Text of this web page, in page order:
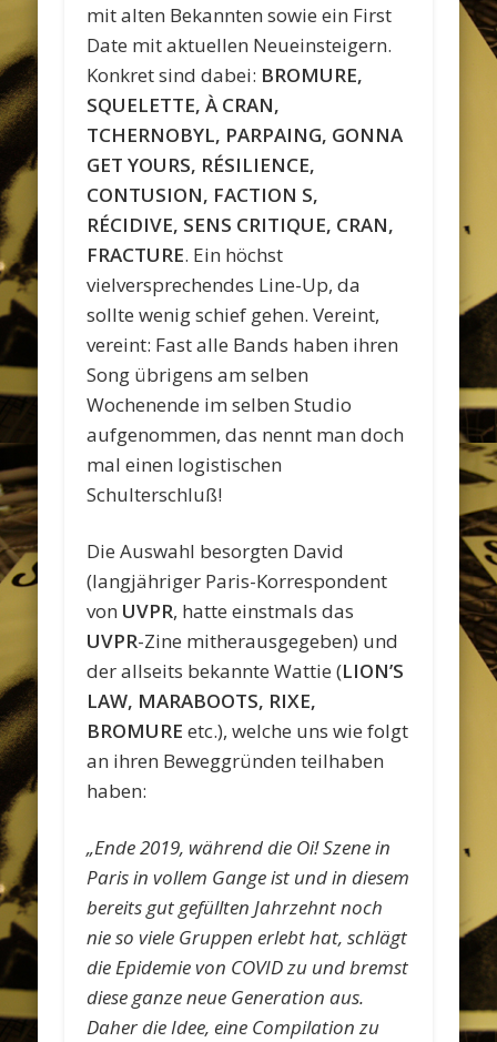
mit alten Bekannten sowie ein First
Date mit aktuellen Neueinsteigern.
Konkret sind dabei: BROMURE,
SQUELETTE, À CRAN,
TCHERNOBYL, PARPAING, GONNA
GET YOURS, RÉSILIENCE,
CONTUSION, FACTION S,
RÉCIDIVE, SENS CRITIQUE, CRAN,
FRACTURE. Ein höchst
vielversprechendes Line-Up, da
sollte wenig schief gehen. Vereint,
vereint: Fast alle Bands haben ihren
Song übrigens am selben
Wochenende im selben Studio
aufgenommen, das nennt man doch
mal einen logistischen
Schulterschluß!
Die Auswahl besorgten David
(langjähriger Paris-Korrespondent
von UVPR, hatte einstmals das
UVPR-Zine mitherausgegeben) und
der allseits bekannte Wattie (LION’S
LAW, MARABOOTS, RIXE,
BROMURE etc.), welche uns wie folgt
an ihren Beweggründen teilhaben
haben:
„Ende 2019, während die Oi! Szene in
Paris in vollem Gange ist und in diesem
bereits gut gefüllten Jahrzehnt noch
nie so viele Gruppen erlebt hat, schlägt
die Epidemie von COVID zu und bremst
diese ganze neue Generation aus.
Daher die Idee, eine Compilation zu